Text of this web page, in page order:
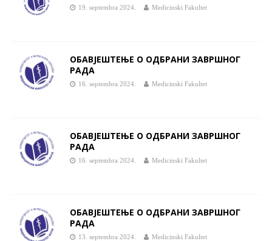
19. septembra 2024. Medicinski Fakultet
ОБАВЈЕШТЕЊЕ О ОДБРАНИ ЗАВРШНОГ
РАДА
16. septembra 2024. Medicinski Fakultet
ОБАВЈЕШТЕЊЕ О ОДБРАНИ ЗАВРШНОГ
РАДА
16. septembra 2024. Medicinski Fakultet
ОБАВЈЕШТЕЊЕ О ОДБРАНИ ЗАВРШНОГ
РАДА
13. septembra 2024. Medicinski Fakultet